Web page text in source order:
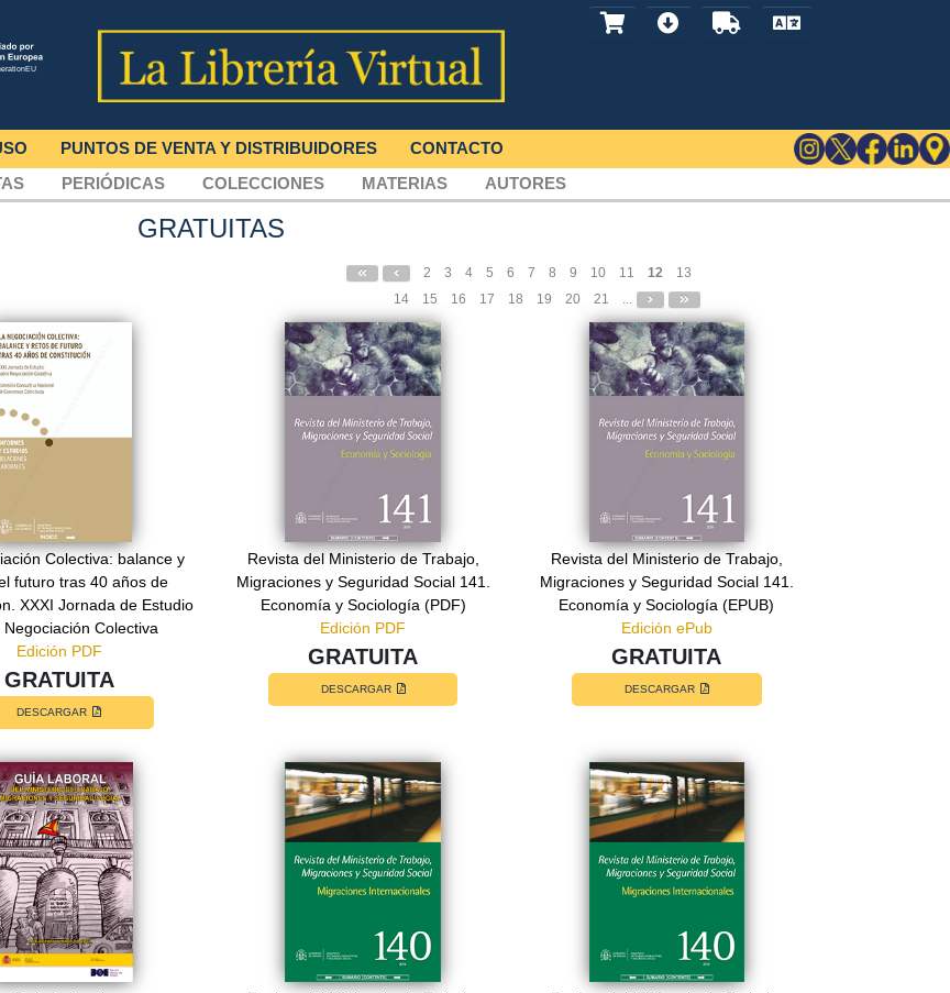
PUNTOS DE VENTA Y DISTRIBUIDORES
CONTACTO
PERIÓDICAS COLECCIONES MATERIAS AUTORES
GRATUITAS
2 3 4 5 6 7 8 9 10 11 12
13
14
15 16 17 18 19 20 21
Colectiva: balance y
futuro tras 40 años de
XXXI Jornada de Estudio
Negociación Colectiva
Edición PDF
GRATUITA
DESCARGAR
Revista del Ministerio de Trabajo,
Migraciones y Seguridad Social 141.
Economía y Sociología (PDF)
Edición PDF
GRATUITA
DESCARGAR
Revista del Ministerio de Trabajo,
Migraciones y Seguridad Social 141.
Economía y Sociología (EPUB)
Edición ePub
GRATUITA
DESCARGAR